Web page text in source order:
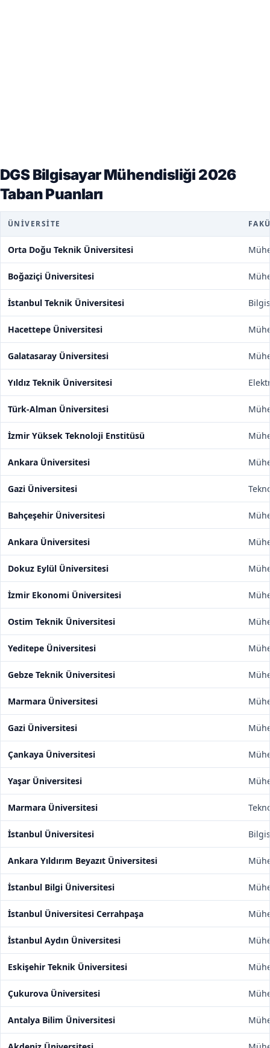
DGS Bilgisayar Mühendisliği 2026
Taban Puanları
ÜNIVERSITE
Orta Doğu Teknik Üniversitesi
Boğaziçi Üniversitesi
İstanbul Teknik Üniversitesi
Hacettepe Üniversitesi
Galatasaray Üniversitesi
Yıldız Teknik Üniversitesi
Türk-Alman Üniversitesi
İzmir Yüksek Teknoloji Enstitüsü
Ankara Üniversitesi
Gazi Üniversitesi
Bahçeşehir Üniversitesi
Ankara Üniversitesi
Dokuz Eylül Üniversitesi
İzmir Ekonomi Üniversitesi
Ostim Teknik Üniversitesi
Yeditepe Üniversitesi
Gebze Teknik Üniversitesi
Marmara Üniversitesi
Gazi Üniversitesi
Çankaya Üniversitesi
Yaşar Üniversitesi
Marmara Üniversitesi
İstanbul Üniversitesi
Ankara Yıldırım Beyazıt Üniversitesi
İstanbul Bilgi Üniversitesi
İstanbul Üniversitesi Cerrahpaşa
İstanbul Aydın Üniversitesi
Eskişehir Teknik Üniversitesi
Çukurova Üniversitesi
Antalya Bilim Üniversitesi